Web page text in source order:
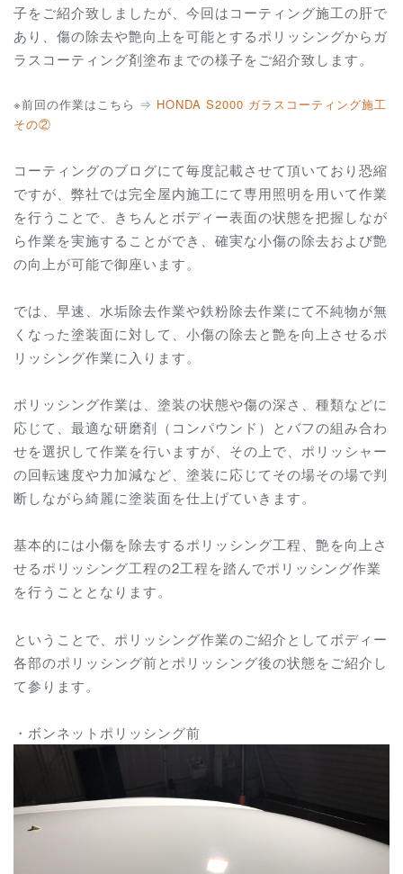
子をご紹介致しましたが、今回はコーティング施工の肝で
あり、傷の除去や艶向上を可能とするポリッシングからガ
ラスコーティング剤塗布までの様子をご紹介致します。
※前回の作業はこちら ⇒ HONDA S2000 ガラスコーティング施工
その②
コーティングのブログにて毎度記載させて頂いており恐縮
ですが、弊社では完全屋内施工にて専用照明を用いて作業
を行うことで、きちんとボディー表面の状態を把握しなが
ら作業を実施することができ、確実な小傷の除去および艶
の向上が可能で御座います。
では、早速、水垢除去作業や鉄粉除去作業にて不純物が無
くなった塗装面に対して、小傷の除去と艶を向上させるポ
リッシング作業に入ります。
ポリッシング作業は、塗装の状態や傷の深さ、種類などに
応じて、最適な研磨剤（コンパウンド）とバフの組み合わ
せを選択して作業を行いますが、その上で、ポリッシャー
の回転速度や力加減など、塗装に応じてその場その場で判
断しながら綺麗に塗装面を仕上げていきます。
基本的には小傷を除去するポリッシング工程、艶を向上さ
せるポリッシング工程の2工程を踏んでポリッシング作業
を行うこととなります。
ということで、ポリッシング作業のご紹介としてボディー
各部のポリッシング前とポリッシング後の状態をご紹介し
て参ります。
・ボンネットポリッシング前